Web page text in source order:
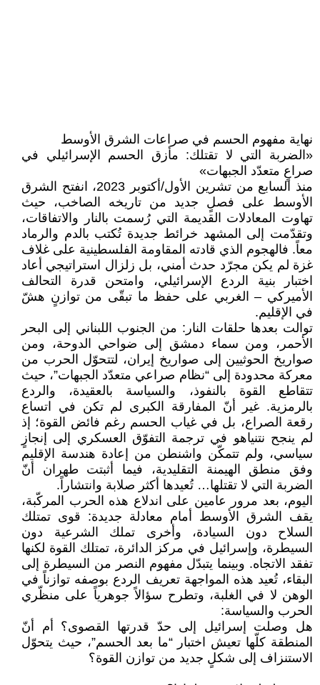
نهاية مفهوم الحسم في صراعات الشرق الأوسط
«الضربة التي لا تقتلك: مأزق الحسم الإسرائيلي في
صراعٍ متعدّد الجبهات»
منذ السابع من تشرين الأول/أكتوبر 2023، انفتح الشرق
الأوسط على فصلٍ جديد من تاريخه الصاخب، حيث
تهاوت المعادلات القديمة التي رُسمت بالنار والاتفاقات،
وتقدّمت إلى المشهد خرائط جديدة تُكتب بالدم والرماد
معاً. فالهجوم الذي قادته المقاومة الفلسطينية على غلاف
غزة لم يكن مجرّد حدث أمني، بل زلزال استراتيجي أعاد
اختبار بنية الردع الإسرائيلي، وامتحن قدرة التحالف
الأميركي – الغربي على حفظ ما تبقّى من توازنٍ هشّ
في الإقليم.
توالت بعدها حلقات النار: من الجنوب اللبناني إلى البحر
الأحمر، ومن سماء دمشق إلى ضواحي الدوحة، ومن
صواريخ الحوثيين إلى صواريخ إيران، لتتحوّل الحرب من
معركة محدودة إلى “نظام صراعي متعدّد الجبهات”، حيث
تتقاطع القوة بالنفوذ، والسياسة بالعقيدة، والردع
بالرمزية. غير أنّ المفارقة الكبرى لم تكن في اتساع
رقعة الصراع، بل في غياب الحسم رغم فائض القوة؛ إذ
لم ينجح نتنياهو في ترجمة التفوّق العسكري إلى إنجازٍ
سياسي، ولم تتمكّن واشنطن من إعادة هندسة الإقليم
وفق منطق الهيمنة التقليدية، فيما أثبتت طهران أنّ
الضربة التي لا تقتلها… تُعيدها أكثر صلابة وانتشاراً.
اليوم، بعد مرور عامين على اندلاع هذه الحرب المركّبة،
يقف الشرق الأوسط أمام معادلة جديدة: قوى تمتلك
السلاح دون السيادة، وأخرى تملك الشرعية دون
السيطرة، وإسرائيل في مركز الدائرة، تمتلك القوة لكنها
تفقد الاتجاه. وبينما يتبدّل مفهوم النصر من السيطرة إلى
البقاء، تُعيد هذه المواجهة تعريف الردع بوصفه توازناً في
الوهن لا في الغلبة، وتطرح سؤالاً جوهرياً على منظّري
الحرب والسياسة:
هل وصلت إسرائيل إلى حدّ قدرتها القصوى؟ أم أنّ
المنطقة كلّها تعيش اختبار “ما بعد الحسم”، حيث يتحوّل
الاستنزاف إلى شكلٍ جديد من توازن القوة؟